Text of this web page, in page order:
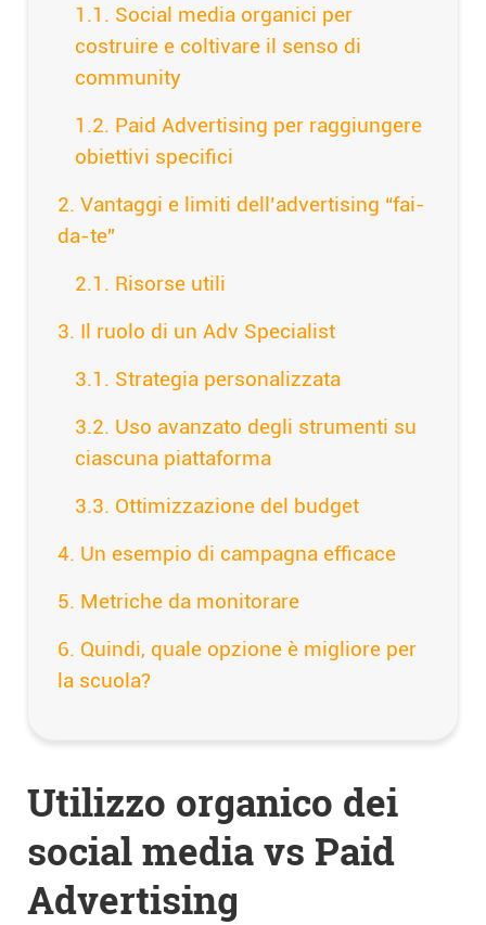
Social media organici per
costruire e coltivare il senso di
community
Paid Advertising per raggiungere
obiettivi specifici
Vantaggi e limiti dell’advertising “fai-
da-te”
Risorse utili
Il ruolo di un Adv Specialist
Strategia personalizzata
Uso avanzato degli strumenti su
ciascuna piattaforma
Ottimizzazione del budget
Un esempio di campagna efficace
Metriche da monitorare
Quindi, quale opzione è migliore per
la scuola?
Utilizzo organico dei
social media vs Paid
Advertising